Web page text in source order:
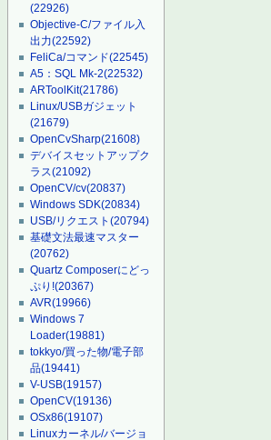
(22926)
Objective-C/ファイル入
出力(22592)
FeliCa/コマンド(22545)
A5：SQL Mk-2(22532)
ARToolKit(21786)
Linux/USBガジェット
(21679)
OpenCvSharp(21608)
デバイスセットアップク
ラス(21092)
OpenCV/cv(20837)
Windows SDK(20834)
USB/リクエスト(20794)
基礎文法最速マスター
(20762)
Quartz Composerにどっ
ぷり!(20367)
AVR(19966)
Windows 7
Loader(19881)
tokkyo/買った物/電子部
品(19441)
V-USB(19157)
OpenCV(19136)
OSx86(19107)
Linuxカーネル/バージョ